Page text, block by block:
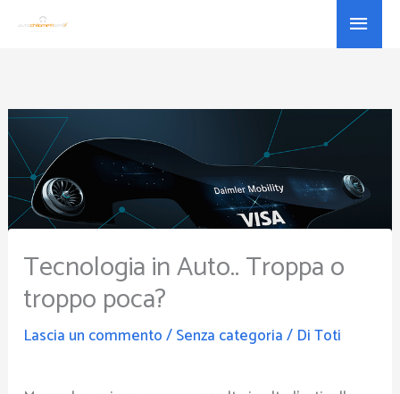
Menu
Tecnologia in Auto.. Troppa o
troppo poca?
Lascia un commento/Senza categoria/ DiToti